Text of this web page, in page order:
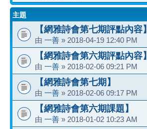
主題
【網雅詩會第七期評點內容】
由 一善 » 2018-04-19 12:40 PM
【網雅詩會第六期評點內容】
由 一善 » 2018-02-06 09:21 PM
【網雅詩會第七期】
由 一善 » 2018-02-06 09:17 PM
【網雅詩會第六期課題】
由 一善 » 2018-01-02 10:23 AM